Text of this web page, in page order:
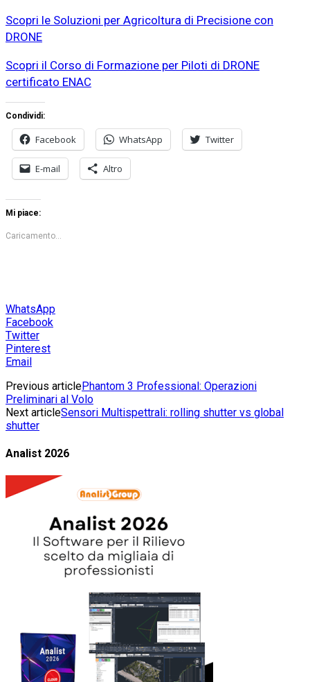
Scopri le Soluzioni per Agricoltura di Precisione con
DRONE
Scopri il Corso di Formazione per Piloti di DRONE
certificato ENAC
Condividi:
Facebook WhatsApp Twitter
E-mail Altro
Mi piace:
Caricamento...
WhatsApp
Facebook
Twitter
Pinterest
Email
Previous articlePhantom 3 Professional: Operazioni
Preliminari al Volo
Next articleSensori Multispettrali: rolling shutter vs global
shutter
Analist 2026